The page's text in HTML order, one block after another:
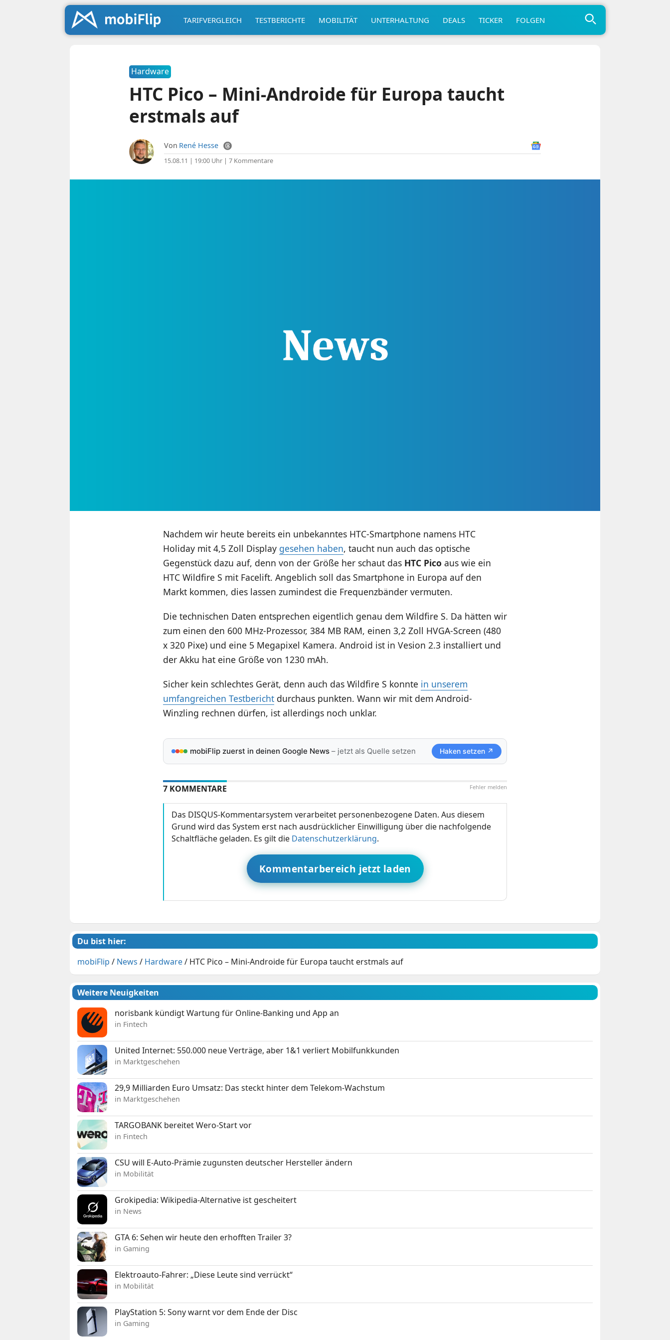
TARIFVERGLEICH TESTBERICHTE MOBILITÄT UNTERHALTUNG DEALS TICKER FOLGEN
Hardware
HTC Pico – Mini-Androide für Europa taucht
erstmals auf
Von René Hesse
15.08.11 | 19:00 Uhr| 7 Kommentare
Nachdem wir heute bereits ein unbekanntes HTC-Smartphone namens HTC
Holiday mit 4,5 Zoll Display gesehen haben, taucht nun auch das optische
Gegenstück dazu auf, denn von der Größe her schaut das HTC Pico aus wie ein
HTC Wildfire S mit Facelift. Angeblich soll das Smartphone in Europa auf den
Markt kommen, dies lassen zumindest die Frequenzbänder vermuten.
Die technischen Daten entsprechen eigentlich genau dem Wildfire S. Da hätten wir
zum einen den 600 MHz-Prozessor, 384 MB RAM, einen 3,2 Zoll HVGA-Screen (480
x 320 Pixe) und eine 5 Megapixel Kamera. Android ist in Vesion 2.3 installiert und
der Akku hat eine Größe von 1230 mAh.
Sicher kein schlechtes Gerät, denn auch das Wildfire S konnte in unserem
umfangreichen Testberichtdurchaus punkten. Wann wir mit dem Android-
Winzling rechnen dürfen, ist allerdings noch unklar.
mobiFlip zuerst in deinen Google News– jetzt als Quelle setzen Haken setzen ↗
Fehler melden
7 KOMMENTARE
Das DISQUS-Kommentarsystem verarbeitet personenbezogene Daten. Aus diesem
Grund wird das System erst nach ausdrücklicher Einwilligung über die nachfolgende
Schaltfläche geladen. Es gilt die Datenschutzerklärung.
Kommentarbereich jetzt laden
Du bist hier:
mobiFlip / News / Hardware/ HTC Pico – Mini-Androide für Europa taucht erstmals auf
Weitere Neuigkeiten
norisbank kündigt Wartung für Online-Banking und App an
in Fintech
United Internet: 550.000 neue Verträge, aber 1&1 verliert Mobilfunkkunden
in Marktgeschehen
29,9 Milliarden Euro Umsatz: Das steckt hinter dem Telekom-Wachstum
in Marktgeschehen
TARGOBANK bereitet Wero-Start vor
in Fintech
CSU will E-Auto-Prämie zugunsten deutscher Hersteller ändern
in Mobilität
Grokipedia: Wikipedia-Alternative ist gescheitert
in News
GTA 6: Sehen wir heute den erhofften Trailer 3?
in Gaming
Elektroauto-Fahrer: „Diese Leute sind verrückt“
in Mobilität
PlayStation 5: Sony warnt vor dem Ende der Disc
in Gaming